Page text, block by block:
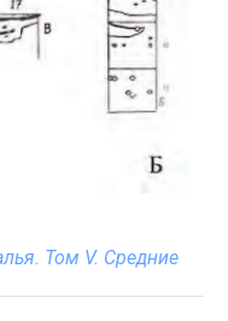
Том V. Средние